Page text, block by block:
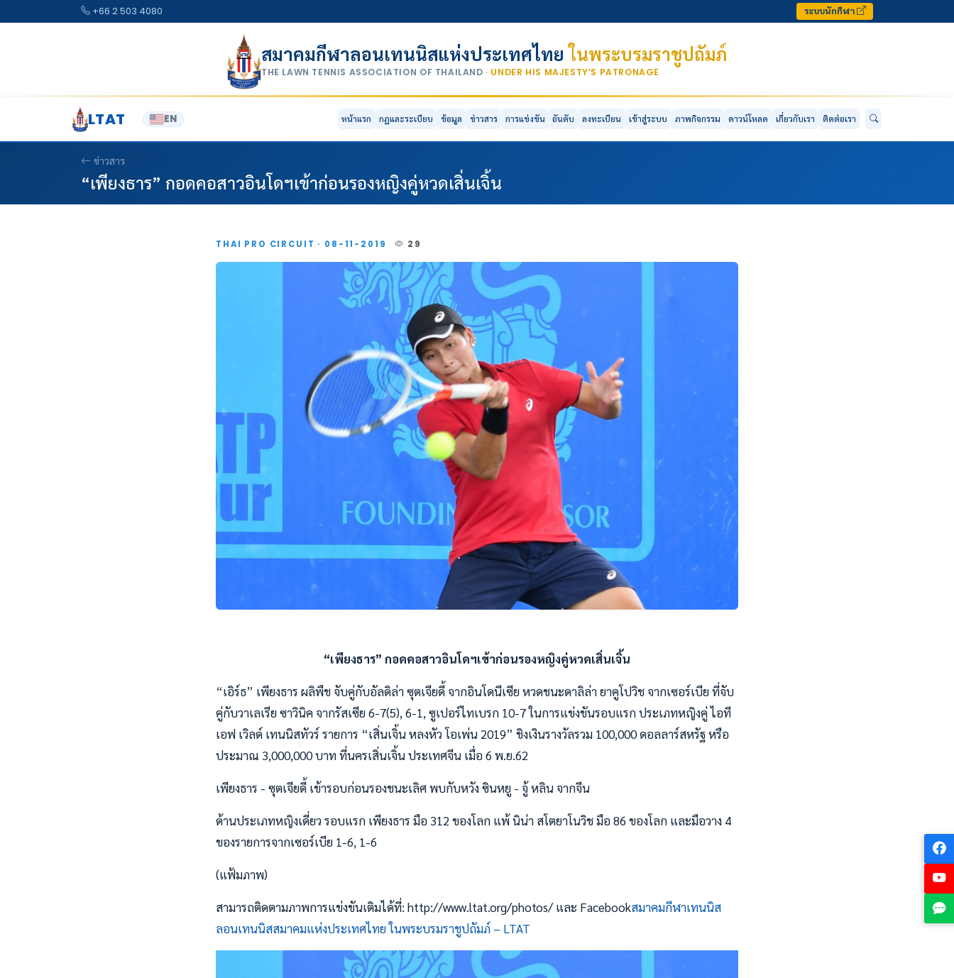
+66 2 503 4080 ระบบนักกีฬา
สมาคมกีฬาลอนเทนนิสแห่งประเทศไทยในพระบรมราชูปถัมภ์
THE LAWN TENNIS ASSOCIATION OF THAILAND · UNDER HIS MAJESTY’S PATRONAGE
LTAT EN หน้าแรก กฎและระเบียบ ข้อมูล ข่าวสาร การแข่งขัน อันดับ ลงทะเบียน เข้าสู่ระบบ ภาพกิจกรรม ดาวน์โหลด เกี่ยวกับเรา ติดต่อเรา
ข่าวสาร
“เพียงธาร” กอดคอสาวอินโดฯเข้าก่อนรองหญิงคู่หวดเสิ่นเจิ้น
THAI PRO CIRCUIT · 08-11-2019 29
“เพียงธาร” กอดคอสาวอินโดฯเข้าก่อนรองหญิงคู่หวดเสิ่นเจิ้น
“เอิร์ธ” เพียงธาร ผลิพืช จับคู่กับอัลดิล่า ซุตเจียดี้ จากอินโดนีเซีย หวดชนะดาลิล่า ยาคูโปวิช จากเซอร์เบีย ที่จับ
คู่กับวาเลเรีย ซาวินิค จากรัสเซีย 6-7(5), 6-1, ซูเปอร์ไทเบรก 10-7 ในการแข่งขันรอบแรก ประเภทหญิงคู่ ไอที
เอฟ เวิลด์ เทนนิสทัวร์ รายการ “เสิ่นเจิ้น หลงหัว โอเพ่น 2019” ชิงเงินรางวัลรวม 100,000 ดอลลาร์สหรัฐ หรือ
ประมาณ 3,000,000 บาท ที่นครเสิ่นเจิ้น ประเทศจีน เมื่อ 6 พ.ย.62
เพียงธาร - ซุตเจียดี้ เข้ารอบก่อนรองชนะเลิศ พบกับหวัง ซินหยู - จู้ หลิน จากจีน
ด้านประเภทหญิงเดี่ยว รอบแรก เพียงธาร มือ 312 ของโลก แพ้ นิน่า สโตยาโนวิช มือ 86 ของโลก และมือวาง 4
ของรายการจากเซอร์เบีย 1-6, 1-6
(แฟ้มภาพ)
สามารถติดตามภาพการแข่งขันเติมได้ที่: http://www.ltat.org/photos/ และ Facebookสมาคมกีฬาเทนนิส
ลอนเทนนิสสมาคมแห่งประเทศไทย ในพระบรมราชูปถัมภ์ – LTAT